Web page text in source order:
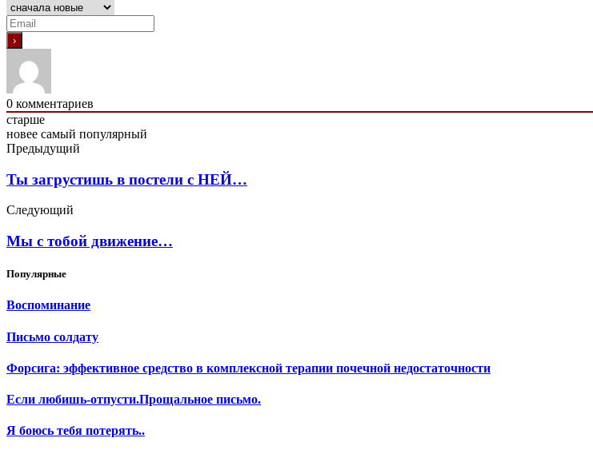
0 комментариев
старше
новее самый популярный
Предыдущий
Ты загрустишь в постели с НЕЙ…
Следующий
Мы с тобой движение…
Популярные
Воспоминание
Письмо солдату
Форсига: эффективное средство в комплексной терапии почечной недостаточности
Если любишь-отпусти.Прощальное письмо.
Я боюсь тебя потерять..